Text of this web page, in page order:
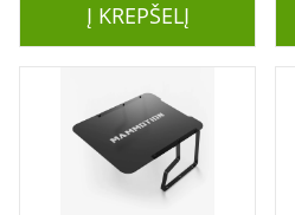
Į KREPŠELĮ